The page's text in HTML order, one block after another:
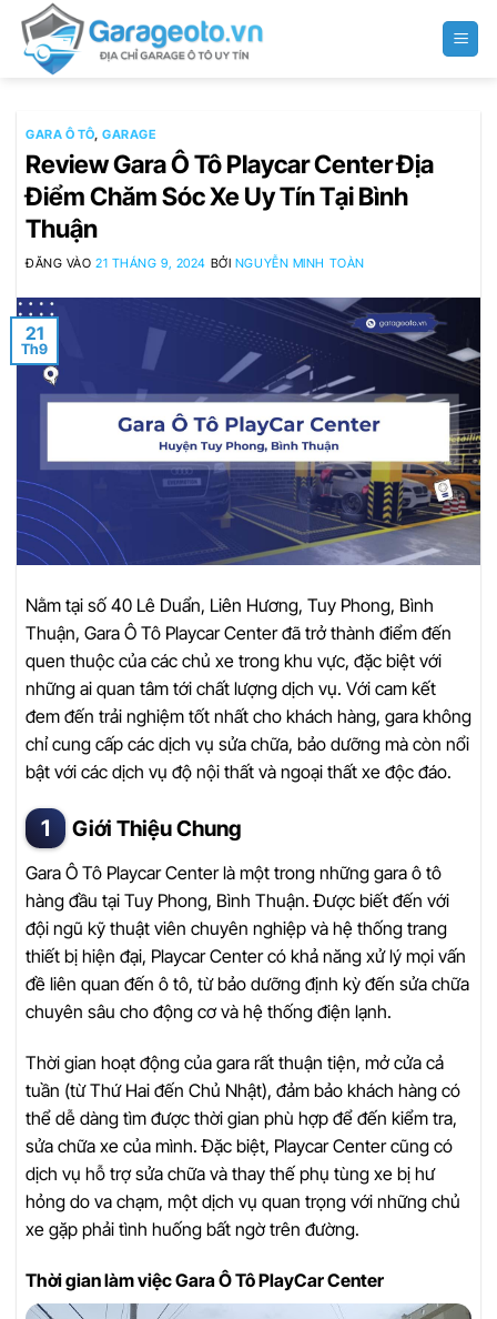
qua
GARA Ô TÔ,GARAGE
Review Gara Ô Tô Playcar Center Địa
Điểm Chăm Sóc Xe Uy Tín Tại Bình
Thuận
ĐĂNG VÀO21 THÁNG 9, 2024 BỞI NGUYỄN MINH TOÀN
21
Th9
Nằm tại số 40 Lê Duẩn, Liên Hương, Tuy Phong, Bình
Thuận, Gara Ô Tô Playcar Center đã trở thành điểm đến
quen thuộc của các chủ xe trong khu vực, đặc biệt với
những ai quan tâm tới chất lượng dịch vụ. Với cam kết
đem đến trải nghiệm tốt nhất cho khách hàng, gara không
chỉ cung cấp các dịch vụ sửa chữa, bảo dưỡng mà còn nổi
bật với các dịch vụ độ nội thất và ngoại thất xe độc đáo.
Giới Thiệu Chung
Gara Ô Tô Playcar Center là một trong những gara ô tô
hàng đầu tại Tuy Phong, Bình Thuận. Được biết đến với
đội ngũ kỹ thuật viên chuyên nghiệp và hệ thống trang
thiết bị hiện đại, Playcar Center có khả năng xử lý mọi vấn
đề liên quan đến ô tô, từ bảo dưỡng định kỳ đến sửa chữa
chuyên sâu cho động cơ và hệ thống điện lạnh.
Thời gian hoạt động của gara rất thuận tiện, mở cửa cả
tuần (từ Thứ Hai đến Chủ Nhật), đảm bảo khách hàng có
thể dễ dàng tìm được thời gian phù hợp để đến kiểm tra,
sửa chữa xe của mình. Đặc biệt, Playcar Center cũng có
dịch vụ hỗ trợ sửa chữa và thay thế phụ tùng xe bị hư
hỏng do va chạm, một dịch vụ quan trọng với những chủ
xe gặp phải tình huống bất ngờ trên đường.
Thời gian làm việc Gara Ô Tô PlayCar Center